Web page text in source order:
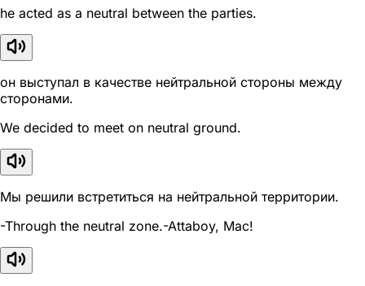
he acted as a neutral between the parties.
он выступал в качестве нейтральной стороны между
сторонами.
We decided to meet on neutral ground.
Мы решили встретиться на нейтральной территории.
-Through the neutral zone.-Attaboy, Mac!